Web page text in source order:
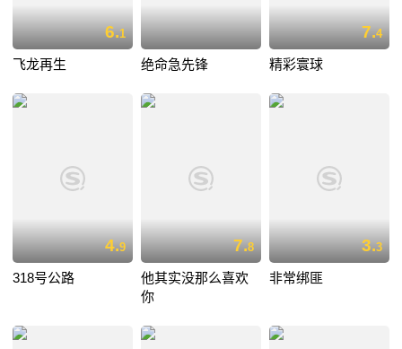
6.1
飞龙再生 绝命急先锋
7.4
精彩寰球
4.9
318号公路
7.8
他其实没那么喜欢
你
3.3
非常绑匪